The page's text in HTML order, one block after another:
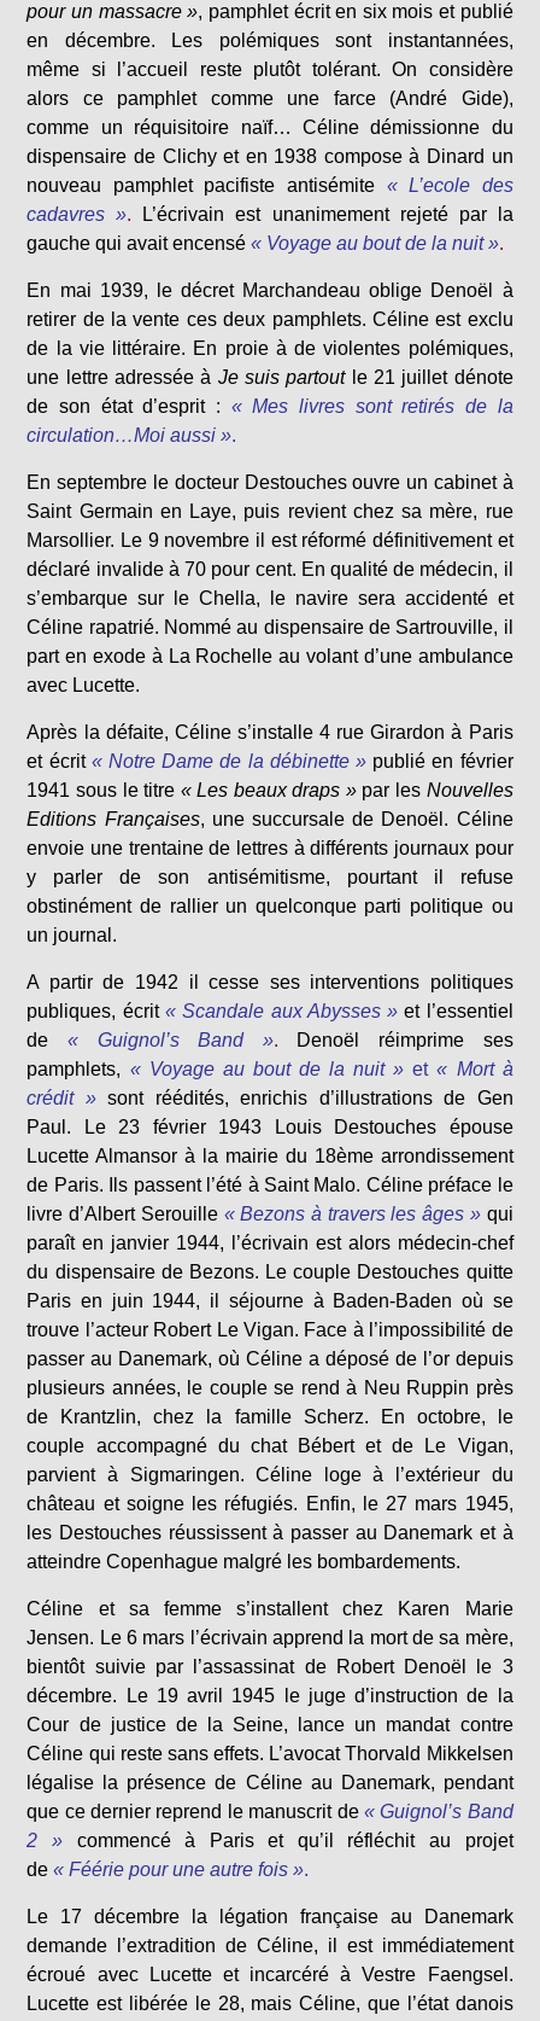
pour un massacre », pamphlet écrit en six mois et publié
en décembre. Les polémiques sont instantannées,
même si l’accueil reste plutôt tolérant. On considère
alors ce pamphlet comme une farce (André Gide),
comme un réquisitoire naïf… Céline démissionne du
dispensaire de Clichy et en 1938 compose à Dinard un
nouveau pamphlet pacifiste antisémite « L’ecole des
cadavres ». L’écrivain est unanimement rejeté par la
gauche qui avait encensé « Voyage au bout de la nuit ».
En mai 1939, le décret Marchandeau oblige Denoël à
retirer de la vente ces deux pamphlets. Céline est exclu
de la vie littéraire. En proie à de violentes polémiques,
une lettre adressée à Je suis partoutle 21 juillet dénote
de son état d’esprit : « Mes livres sont retirés de la
circulation…Moi aussi ».
En septembre le docteur Destouches ouvre un cabinet à
Saint Germain en Laye, puis revient chez sa mère, rue
Marsollier. Le 9 novembre il est réformé définitivement et
déclaré invalide à 70 pour cent. En qualité de médecin, il
s’embarque sur le Chella, le navire sera accidenté et
Céline rapatrié. Nommé au dispensaire de Sartrouville, il
part en exode à La Rochelle au volant d’une ambulance
avec Lucette.
Après la défaite, Céline s’installe 4 rue Girardon à Paris
et écrit « Notre Dame de la débinette » publié en février
1941 sous le titre « Les beaux draps »par les Nouvelles
Editions Françaises, une succursale de Denoël. Céline
envoie une trentaine de lettres à différents journaux pour
y parler de son antisémitisme, pourtant il refuse
obstinément de rallier un quelconque parti politique ou
un journal.
A partir de 1942 il cesse ses interventions politiques
publiques, écrit « Scandale aux Abysses » et l’essentiel
de
« Guignol’s Band ». Denoël réimprime ses
pamphlets, « Voyage au bout de la nuit » et« Mort à
crédit »sont réédités, enrichis d’illustrations de Gen
Paul. Le 23 février 1943 Louis Destouches épouse
Lucette Almansor à la mairie du 18ème arrondissement
de Paris. Ils passent l’été à Saint Malo. Céline préface le
livre d’Albert Serouille « Bezons à travers les âges » qui
paraît en janvier 1944, l’écrivain est alors médecin-chef
du dispensaire de Bezons. Le couple Destouches quitte
Paris en juin 1944, il séjourne à Baden-Baden où se
trouve l’acteur Robert Le Vigan. Face à l’impossibilité de
passer au Danemark, où Céline a déposé de l’or depuis
plusieurs années, le couple se rend à Neu Ruppin près
de Krantzlin, chez la famille Scherz. En octobre, le
couple accompagné du chat Bébert et de Le Vigan,
parvient à Sigmaringen. Céline loge à l’extérieur du
château et soigne les réfugiés. Enfin, le 27 mars 1945,
les Destouches réussissent à passer au Danemark et à
atteindre Copenhague malgré les bombardements.
Céline et sa femme s’installent chez Karen Marie
Jensen. Le 6 mars l’écrivain apprend la mort de sa mère,
bientôt suivie par l’assassinat de Robert Denoël le 3
décembre. Le 19 avril 1945 le juge d’instruction de la
Cour de justice de la Seine, lance un mandat contre
Céline qui reste sans effets. L’avocat Thorvald Mikkelsen
légalise la présence de Céline au Danemark, pendant
que ce dernier reprend le manuscrit de « Guignol’s Band
2 »
commencé à Paris et qu’il réfléchit au projet
de« Féérie pour une autre fois ».
Le 17 décembre la légation française au Danemark
demande l’extradition de Céline, il est immédiatement
écroué avec Lucette et incarcéré à Vestre Faengsel.
Lucette est libérée le 28, mais Céline, que l’état danois